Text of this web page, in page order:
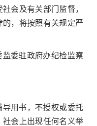
会及有关部门监督，
，将按照有关规定严
委驻政府办纪检监察
用书，不授权或委托
会上出现任何名义举